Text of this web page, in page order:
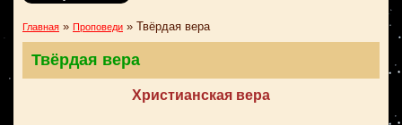
Главная » Проповеди » Твёрдая вера
Твёрдая вера
Христианская вера